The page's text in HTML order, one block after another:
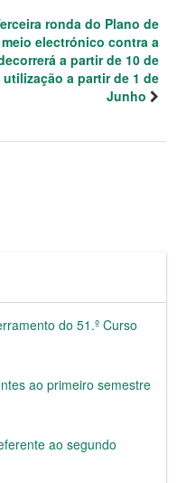
ronda do Plano de
electrónico contra a
a partir de 10 de
a partir de 1 de
Junho
do 51.º Curso
ao primeiro semestre
ao segundo